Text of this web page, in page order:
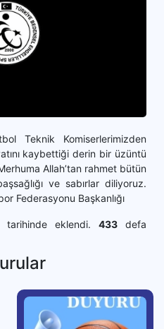
Teknik Komiserlerimizden
kaybettiği derin bir üzüntü
Allah’tan rahmet bütün
ve sabırlar diliyoruz.
Federasyonu Başkanlığı
tarihinde eklendi. 433 defa